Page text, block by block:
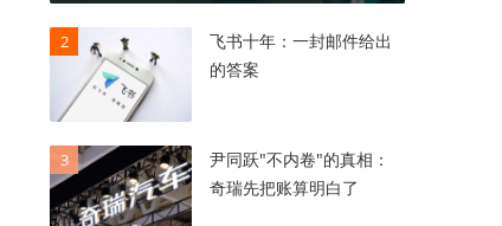
2
飞书十年：一封邮件给出
的答案
3
尹同跃"不内卷"的真相：
奇瑞先把账算明白了